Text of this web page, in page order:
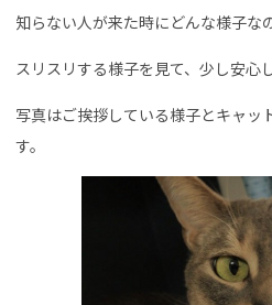
知らない人が来た時にどんな様子な
スリスリする様子を見て、少し安
写真はご挨拶している様子とキャッ
す。